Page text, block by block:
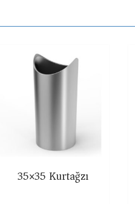
35×35 Kurtağzı